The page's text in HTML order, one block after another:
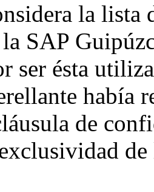
la lista
SAP
ser ésta
había
de